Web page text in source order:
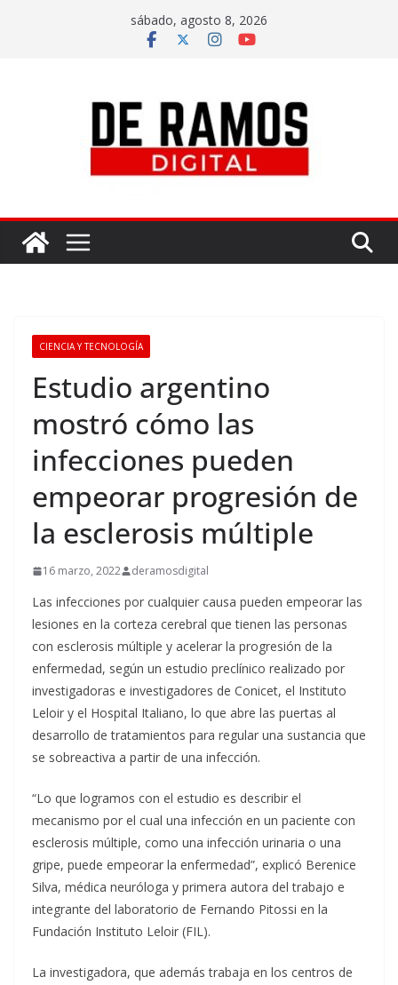
sábado, agosto 8, 2026
CIENCIA Y TECNOLOGÍA
Estudio argentino
mostró cómo las
infecciones pueden
empeorar progresión de
la esclerosis múltiple
16 marzo, 2022 deramosdigital
Las infecciones por cualquier causa pueden empeorar las
lesiones en la corteza cerebral que tienen las personas
con esclerosis múltiple y acelerar la progresión de la
enfermedad, según un estudio preclínico realizado por
investigadoras e investigadores de Conicet, el Instituto
Leloir y el Hospital Italiano, lo que abre las puertas al
desarrollo de tratamientos para regular una sustancia que
se sobreactiva a partir de una infección.
“Lo que logramos con el estudio es describir el
mecanismo por el cual una infección en un paciente con
esclerosis múltiple, como una infección urinaria o una
gripe, puede empeorar la enfermedad”, explicó Berenice
Silva, médica neuróloga y primera autora del trabajo e
integrante del laboratorio de Fernando Pitossi en la
Fundación Instituto Leloir (FIL).
La investigadora, que además trabaja en los centros de